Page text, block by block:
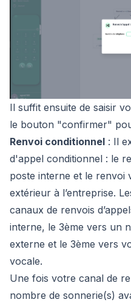
Il suffit ensuite de saisir
le bouton "confirmer"
Renvoi conditionnel : Il
d'appel conditionnel : le
poste interne et le renvoi
extérieur à l’entreprise.
canaux de renvois
interne, le 3ème vers un
externe et le 3ème vers
vocale.
Une fois votre canal de
nombre de sonnerie(s)